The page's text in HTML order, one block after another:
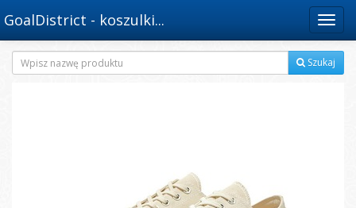
Menu
GoalDistrict - koszulki...
Szukaj